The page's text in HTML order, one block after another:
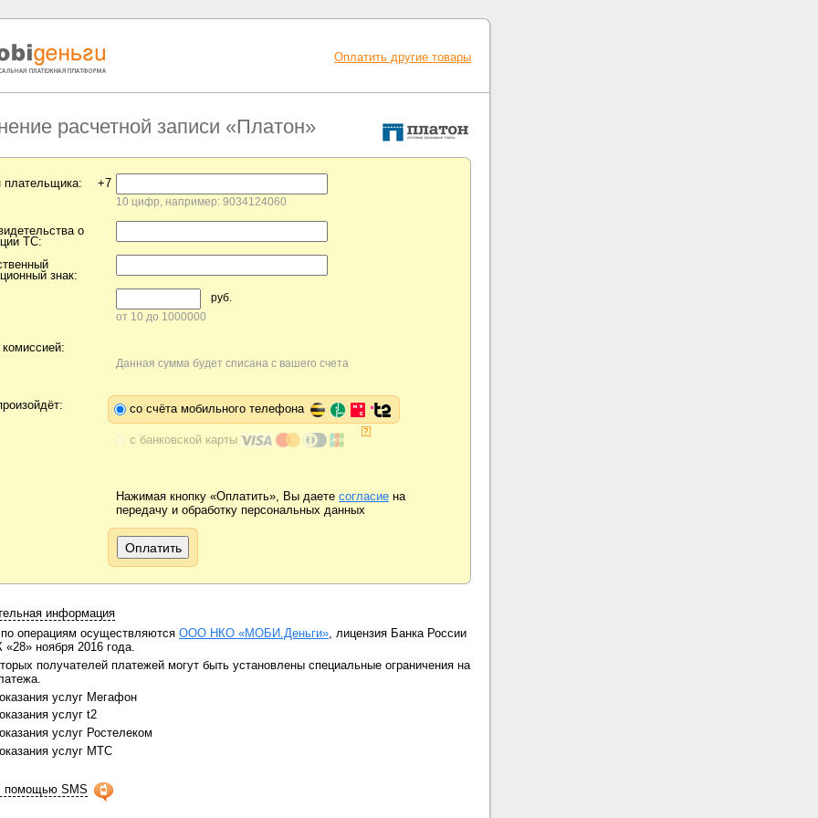
Оплатить другие товары
расчетной записи «Платон»
+7
10 цифр, например: 9034124060
о
ТС:
знак:
руб.
от 10 до 1000000
Данная сумма будет списана с вашего счета
со счёта мобильного телефона
с банковской карты
Нажимая кнопку «Оплатить», Вы даете согласие на
передачу и обработку персональных данных
информация
операциям осуществляются ООО НКО «МОБИ.Деньги», лицензия Банка России
ноября 2016 года.
получателей платежей могут быть установлены специальные ограничения на
услуг Мегафон
услуг t2
услуг Ростелеком
услуг МТС
помощью SMS